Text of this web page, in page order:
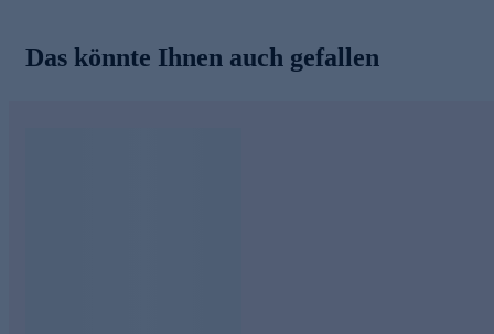
Das könnte Ihnen auch gefallen